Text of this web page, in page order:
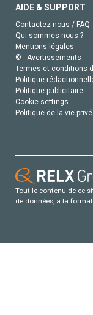
AIDE & SUPPORT
Contactez-nous / FAQ
Qui sommes-nous ?
Mentions légales
© - Avertissements
Termes et conditions
Politique
Politique publicitaire
Cookie settings
Politique de la vie
Tout le contenu de ce
de données, a la